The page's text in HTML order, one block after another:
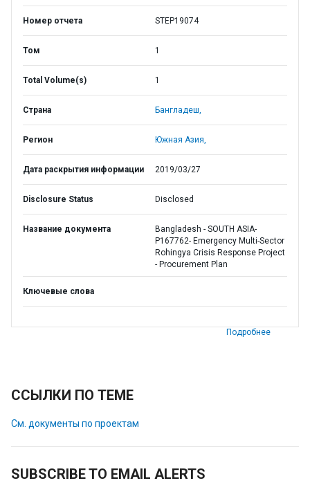
Номер отчета STEP19074
Том 1
Total Volume(s) 1
Страна Бангладеш,
Регион Южная Азия,
Дата раскрытия информации 2019/03/27
Disclosure Status Disclosed
Название документа
Bangladesh - SOUTH ASIA-
P167762- Emergency Multi-Sector
Rohingya Crisis Response Project
- Procurement Plan
Ключевые слова
Подробнее
ССЫЛКИ ПО ТЕМЕ
См. документы по проектам
SUBSCRIBE TO EMAIL ALERTS